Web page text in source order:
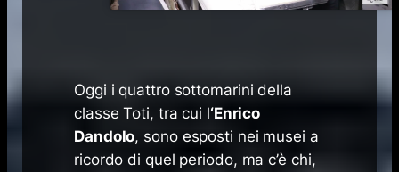
Oggi i quattro sottomarini della
classe Toti, tra cui l‘Enrico
Dandolo, sono esposti nei musei a
ricordo di quel periodo, ma c’è chi,